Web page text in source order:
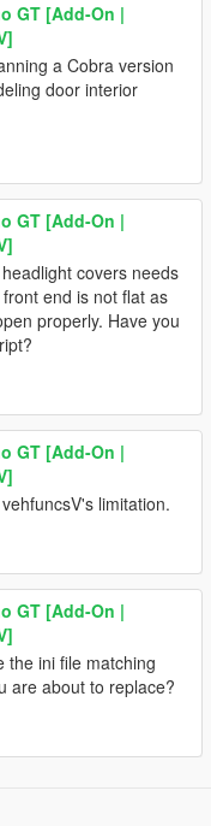
GT [Add-On |
a Cobra version
door interior
GT [Add-On |
covers needs
end is not flat as
properly. Have you
GT [Add-On |
limitation.
GT [Add-On |
the ini file matching
are about to replace?